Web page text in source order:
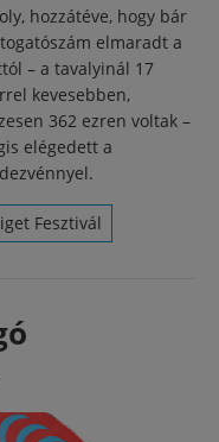
hozzátéve, hogy bár
elmaradt a
– a tavalyinál 17
kevesebben,
362 ezren voltak –
elégedett a
Fesztivál